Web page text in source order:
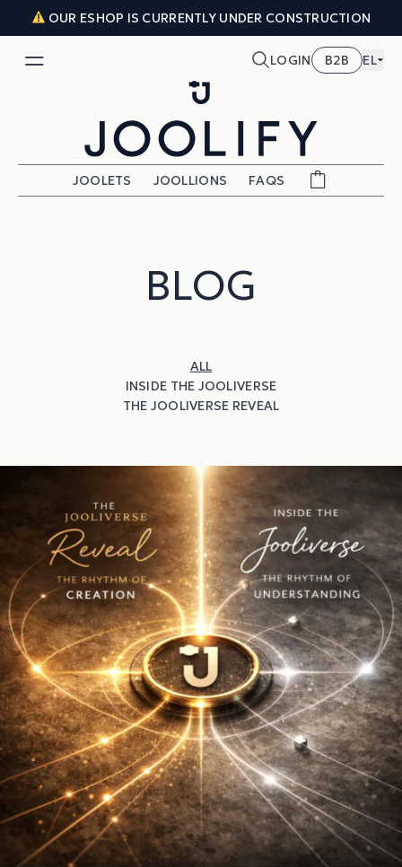
Skip to content
OUR ESHOP IS CURRENTLY UNDER CONSTRUCTION
LOGIN B2B EL
JOOLETS JOOLLIONS FAQS
BLOG
ALL
INSIDE THE JOOLIVERSE
THE JOOLIVERSE REVEAL